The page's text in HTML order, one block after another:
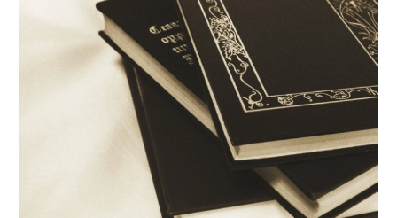
重要なお知らせ
ワコールウェブストア